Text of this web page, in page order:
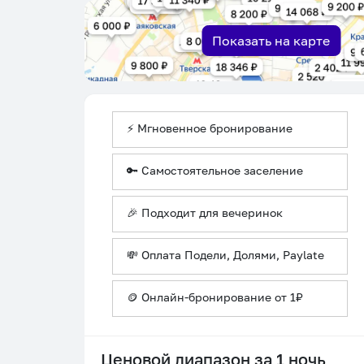
Показать на карте
⚡ Мгновенное бронирование
🔑 Самостоятельное заселение
🎉 Подходит для вечеринок
💸 Оплата Подели, Долями, Paylate
🪙 Онлайн-бронирование от 1₽
Ценовой диапазон за 1 ночь